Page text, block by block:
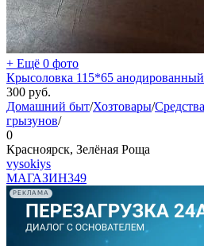
+ Ещё 0 фото
Крысоловка 115*65
300 руб.
Домашний быт/Хозтовары/
грызунов/
0
Красноярск, Зелёная Роща
vysokiys
МАГАЗИН349
РЕКЛАМА